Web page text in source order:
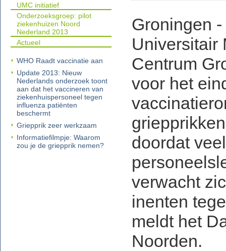
UMC initiatief
Onderzoeksgroep: pilot
ziekenhuizen Noord
Nederland 2013
Actueel
WHO Raadt vaccinatie aan
Update 2013: Nieuw
Nederlands onderzoek toont
aan dat het vaccineren van
ziekenhuispersoneel tegen
influenza patiënten
beschermt
Griepprik zeer werkzaam
Informatiefilmpje: Waarom
zou je de griepprik nemen?
Groningen -
Universitair
Centrum
voor het
doordat
verwacht
inenten
meldt het
Noorden.